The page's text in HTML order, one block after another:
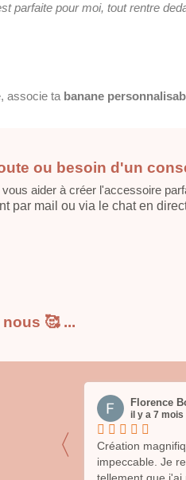
parfaite pour moi, tout rentre
associe ta banane
ou besoin d'un
aider à créer l'accessoire
par mail ou via le chat en
🥰 ...
〈
à Anne-
Florence
il y a 7 mois
Création
impeccable. Je